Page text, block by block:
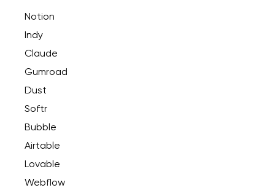
Notion
Indy
Claude
Gumroad
Dust
Softr
Bubble
Airtable
Lovable
Webflow